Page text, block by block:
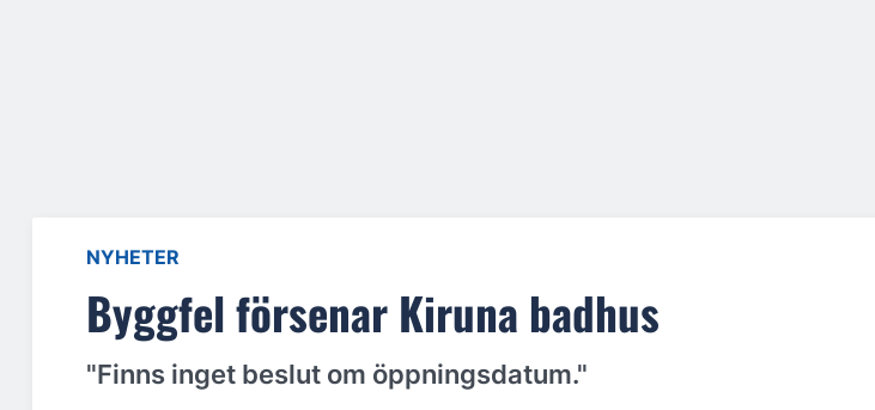
NYHETER
Byggfel försenar Kiruna badhus
"Finns inget beslut om öppningsdatum."